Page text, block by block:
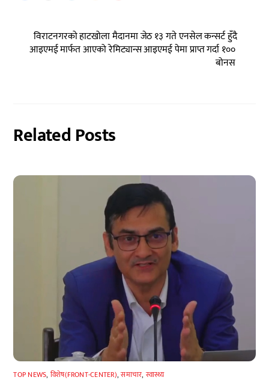
विराटनगरको हाटखोला मैदानमा जेठ १३ गते एनसेल कन्सर्ट हुँदै
आइएमई मार्फत आएको रेमिट्यान्स आइएमई पेमा प्राप्त गर्दा १००
बोनस
Related Posts
TOP NEWS, विशेष(FRONT-CENTER),समाचार, स्वास्थ्य